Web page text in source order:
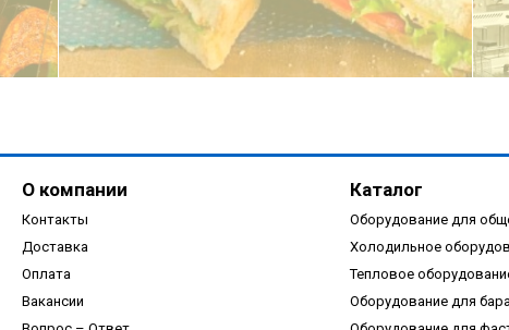
ПОДРОБНЕЕ
О компании
Контакты
Доставка
Оплата
Вакансии
Каталог
Оборудование для
Холодильное
Тепловое
Оборудование для